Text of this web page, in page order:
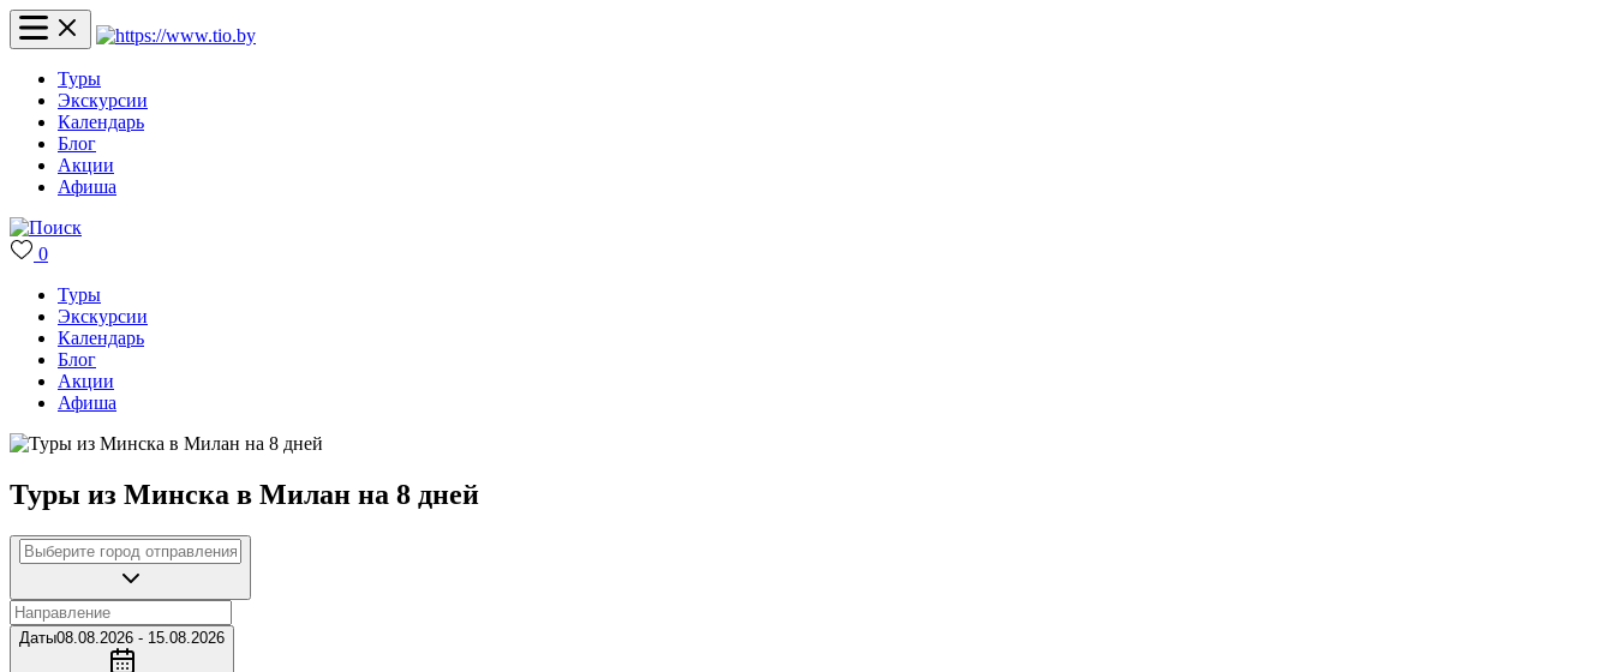
Туры
Экскурсии
Календарь
Блог
Акции
Афиша
0
Туры
Экскурсии
Календарь
Блог
Акции
Афиша
Туры из Минска в Милан на 8 дней
Даты08.08.2026 - 15.08.2026